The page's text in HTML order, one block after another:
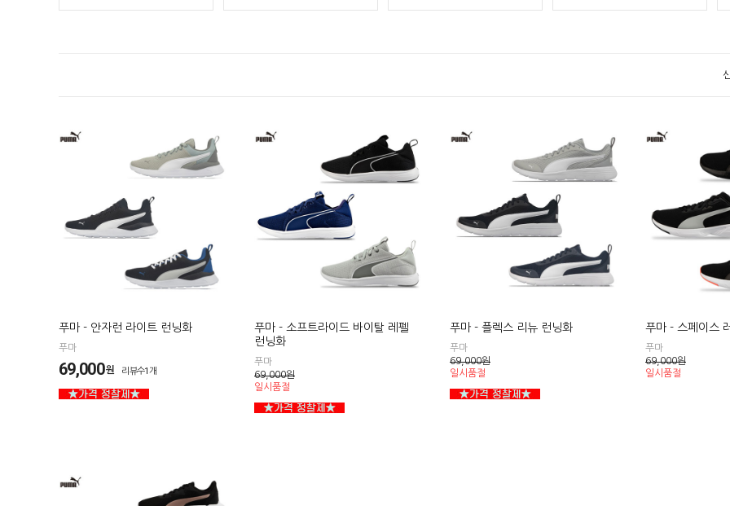
푸마 - 안자런 라이트 런닝화
푸마
69,000원 리뷰수1개
푸마 - 소프트라이드 바이탈 레펠
런닝화
푸마
69,000원
일시품절
푸마 - 플렉스 리뉴 런닝화
푸마
69,000원
일시품절
푸마 - 스페이스
푸마
69,000원
일시품절